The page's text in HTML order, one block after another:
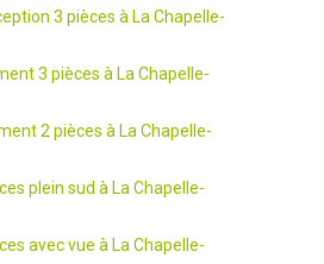
3 pièces à La Chapelle-
3 pièces à La Chapelle-
2 pièces à La Chapelle-
plein sud à La Chapelle-
avec vue à La Chapelle-